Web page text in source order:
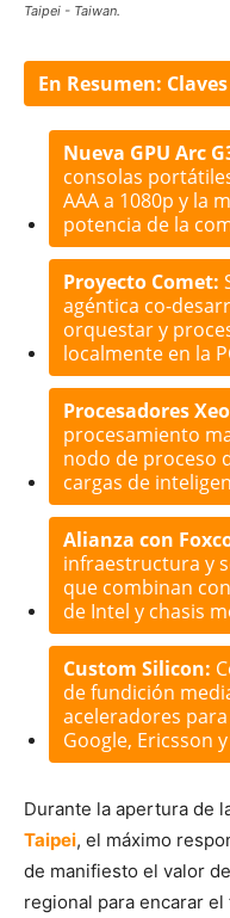
Taipei - Taiwan.
En Resumen:
Nueva GPU Arc
consolas
AAA a 1080p y la
potencia de la
Proyecto Comet:
agéntica co-
orquestar y
localmente en la
Procesadores
procesamiento
nodo de proceso
cargas de
Alianza con
infraestructura y
que combinan
de Intel y chasis
Custom Silicon:
de fundición
aceleradores
Google, Ericsson
Durante la apertura de
Taipei, el máximo
de manifiesto el valor
regional para encarar